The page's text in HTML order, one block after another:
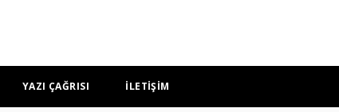
YAZI ÇAĞRISI İLETİŞİM